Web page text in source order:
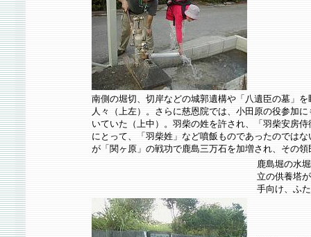
南側の堀切、切岸などの城郭遺構や「八遺臣の墓」
人々（上左）。さらに慈恩院では、小田原の役参加
いていた（上中）。羽柴の姓を許され、「羽柴安房
にとって、「羽柴姓」など噴飯ものであったのでは
が「関ヶ原」の戦功で鹿島三万石を加増され、その
鹿島堀の水
立の供養塔
手向け、ふ